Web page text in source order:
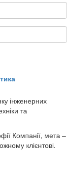
інженерних
та
Компанії, мета –
клієнтові.